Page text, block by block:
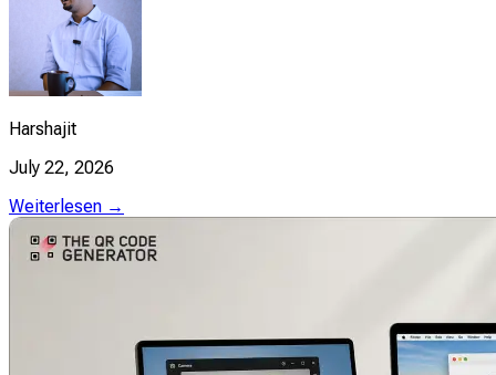
Harshajit
July 22, 2026
Weiterlesen →